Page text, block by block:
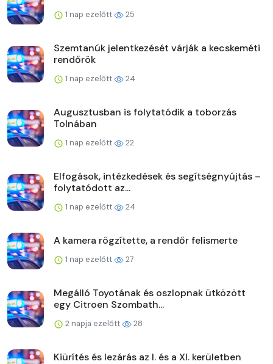
1 nap ezelőtt 25
Szemtanúk jelentkezését várják a kecskeméti
rendőrök
1 nap ezelőtt 24
Augusztusban is folytatódik a toborzás
Tolnában
1 nap ezelőtt 22
Elfogások, intézkedések és segítségnyújtás –
folytatódott az...
1 nap ezelőtt 24
A kamera rögzítette, a rendőr felismerte
1 nap ezelőtt 27
Megálló Toyotának és oszlopnak ütközött
egy Citroen Szombath...
2 napja ezelőtt 28
Kiürítés és lezárás az I. és a XI. kerületben